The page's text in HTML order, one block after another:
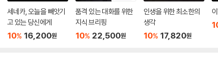
세네카, 오늘을 빼앗기
고 있는 당신에게
10% 16,200원
품격 있는 대화를 위한
지식 브리핑
10% 22,500원
인생을 위한 최소한의
생각
10% 17,820원